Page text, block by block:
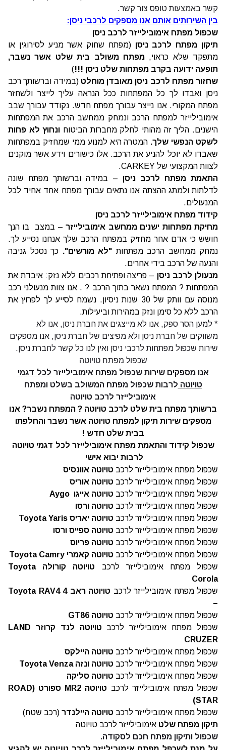
קשר באמצעות טופס צור קשר.
בין השירותים אותם אנו מספקים לרכבי ניסן:
שכפול מפתח אימובילייזר לרכב ניסן
תיקון מפתח לרכב ניסן(מפתח שחוק אשר מניע לסירוגין או
מתפקד שלא כראוי, מפתח משולב בית שלט אשר נשבר,
תופעה ידועה בקרב מפתחות שלט ניסן !!!)
שחזור מפתח לרכב ניסן מאובדן מוחלט(במידה וברשותך רכב
ניסן ואבדו לך כל המפתחות ככל הנראה עליך לייצר ולשחזר
מפתח המקורי. אנו נייצר עבורך מפתח חדש. נקודד עבורך שבב
אימובילייזר למפתח הרכב ונמחק ממחשב הרכב את המפתחות
הישנים. הליך זה מהותי לחלק מחברות הביטוח ונחוץ לא פחות
לשקט הנפשי שלך.המטרה היא למנוע ממי שמחזיק במפתחות
שאבדו לא יוכל להניע את הרכב. אלו כישורים וידע אשר מוקנים
לצוות המקצועי של CARKEY.
התאמת מפתח לרכב ניסן– במידה וברשותך מפתח שונה
לדלתות ולמתג ההצתה אנו נתאים עבורך מפתח אחד אחיד לכל
המנעולים.
קידוד מפתח אימובילייזר לרכב ניסן
מחיקת מפתחות ישנים ממחשב אימובילייזר– במצב בו הנך
חושש כי אדם אחר מחזיק במפתח הרכב שלך אנחנו נסייע לך.
נמחק ממחשב הרכב מפתחות "לא מורשים". כך נסכל גניבה
והנעה של הרכב בידי אחרים.
מנעולן לרכב ניסן– פריצה ופתיחת רכבים ללא נזק: איבדת את
המפתחות ? המפתח נשאר בתוך הרכב ? . אנו צוות מנעולני רכב
מנוסה עם וותק של 30 שנות ניסיון. נשמח לסייע לך לפרוץ את
הרכב ללא כל סימן ונזק במהירות וביעילות.
* למען הסר ספק, אנו לא מייצגים את חברת ניסן, אנו לא
משווקים של חברת ניסן ולא מפיצים של חברת ניסן, אנו מספקים
שירות שכפול מפתחות לרכבי ניסן ואין לנו כל קשר לחברת ניסן.
שכפול מפתח טויוטה
אנו מספקים שירותשכפול מפתח אימובילייזר לכל דגמי
טויוטה לרבות שכפול מפתח המשולב בשלט ומפתח
אימובילייזר לרכב טויוטה
ברשותך מפתח בית שלט לרכב טויוטה ? המפתח נשבר? אנו
מספקים שירות תיקון למפתח טויוטהאשר נשבר והחלפתו
בבית שלט חדש !
שכפול קידוד והתאמת מפתח אימובילייזר לכל דגמי טויוטה
לרבות יבוא אישי
שכפול מפתח אימובילייזר לרכב טויוטה אוונסיס
שכפול מפתח אימובילייזר לרכב טויוטה אוריס
שכפול מפתח אימובילייזר לרכב טויוטה אייגו Aygo
שכפול מפתח אימובילייזר לרכב טויוטה ורסו
שכפול מפתח אימובילייזר לרכב טויוטה יאריס Toyota Yaris
שכפול מפתח אימובילייזר לרכב טויוטה ספייס ורסו
שכפול מפתח אימובילייזר לרכב טויוטה פריוס
שכפול מפתח אימובילייזר לרכב טויוטה קאמרי Toyota Camry
שכפול מפתח אימובילייזר לרכב
טויוטה קורולה
Toyota
Corola
שכפול מפתח אימובילייזר לרכב טויוטהראב 4
Toyota RAV4
–
שכפול מפתח אימובילייזר לרכב טויוטה GT86
שכפול מפתח אימובילייזר לרכב
טויוטה לנד קרוזר
LAND
CRUZER
שכפול מפתח אימובילייזר לרכב טויוטה היילקס
שכפול מפתח אימובילייזר לרכב טויוטהונזה Toyota Venza
שכפול מפתח אימובילייזר לרכב טויוטה סליקה
שכפול מפתח אימובילייזר לרכב טויוטה MR2ספורט (ROAD
STAR
)
שכפול מפתח אימובילייזר לרכב טויוטה היילנדר(רכב שטח)
תיקון מפתח שלטאימובילייזר לרכב טויוטה
שכפול ותיקון מפתח חכם לסקודה.